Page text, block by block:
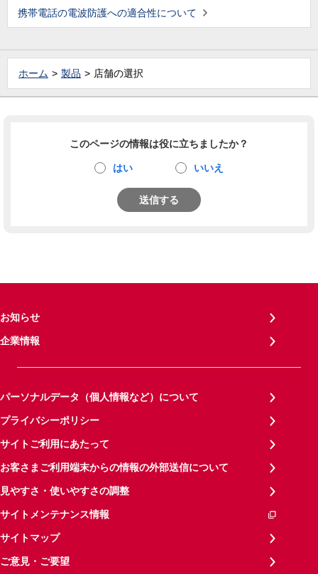
携帯電話の電波防護への適合性について
ホーム 製品 店舗の選択
このページの情報は役に立ちましたか？
はい いいえ
送信する
お知らせ
企業情報
パーソナルデータ（個人情報など）について
プライバシーポリシー
サイトご利用にあたって
お客さまご利用端末からの情報の外部送信について
見やすさ・使いやすさの調整
サイトメンテナンス情報
サイトマップ
ご意見・ご要望